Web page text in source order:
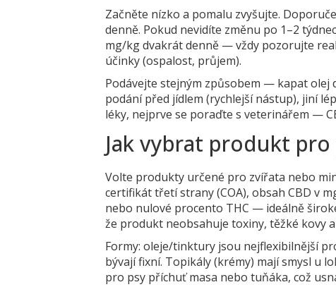
Začněte nízko a pomalu zvyšujte.
denně. Pokud nevidíte změnu po 1–2
mg/kg dvakrát denně — vždy pozorujte
účinky (ospalost, průjem).
Podávejte stejným způsobem — kapat olej
podání před jídlem (rychlejší nástup), jiní
léky, nejprve se poraďte s veterinářem —
Jak vybrat produkt pro
Volte produkty určené pro zvířata nebo
certifikát třetí strany (COA), obsah CBD v
nebo nulové procento THC — ideálně
že produkt neobsahuje toxiny, těžké kovy
Formy: oleje/tinktury jsou nejflexibilnější
bývají fixní. Topikály (krémy) mají smysl u
pro psy příchuť masa nebo tuňáka, což